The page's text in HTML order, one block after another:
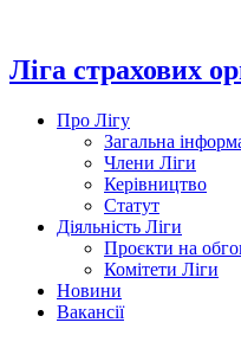
вмісту
Ліга страхових
Про Лігу
Загальна
Члени Ліги
Керівництво
Статут
Діяльність Ліги
Проєкти на
Комітети Ліги
Новини
Вакансії